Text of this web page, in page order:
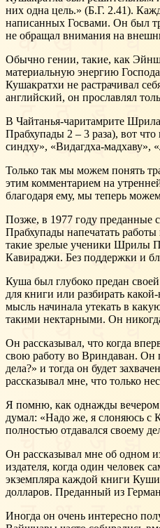
них одна цель.» (Б.Г. 2.41).
написанных Госвами. Он был
не обращал внимания на
Обычно гении, такие, как
материальную энергию
Кушакратхи не растрачивал
английский, он прославлял
В Чайтанья-чаритамрите
Прабхупады 2 – 3 раза), вот
синдху», «Видагдха-мадхаву»,
Только так мы можем понять
этим комментарием на
благодаря ему, мы теперь
Позже, в 1977 году преданные
Прабхупады напечатать
такие зрелые ученики Шрилы
Кавираджи. Без поддержки и
Куша был глубоко предан
для книги или разбирать
мысль начинала утекать в
такими нектарными. Он
Он рассказывал, что когда
свою работу во Вриндаван. Он
дела?» и тогда он будет
рассказывал мне, что только
Я помню, как однажды вечером
думал: «Надо же, я слоняюсь с
полностью отдавался своему
Он рассказывал мне об одном
издателя, когда один человек
экземпляра каждой книги Куши
долларов. Преданный из
Иногда он очень интересно